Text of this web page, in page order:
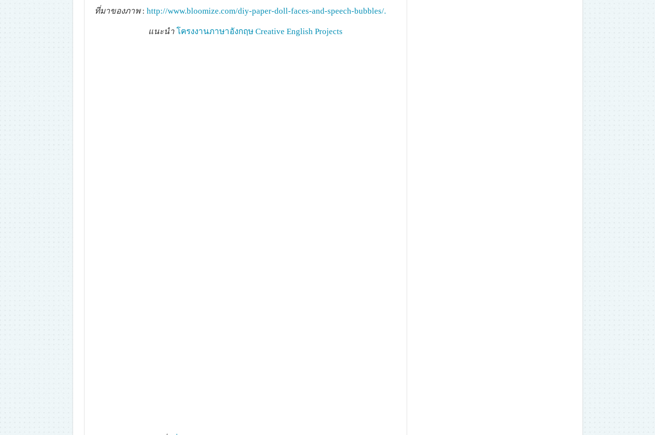
ที่มาของภาพ: http://www.bloomize.com/diy-paper-doll-faces-and-speech-bubbles/.
แนะนำ โครงงานภาษาอังกฤษ Creative English Projects